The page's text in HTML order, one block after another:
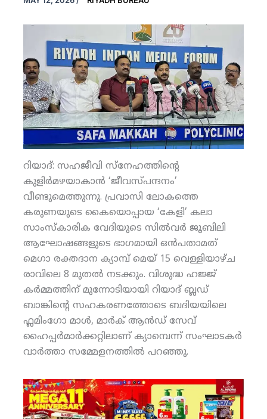
റിയാദ്: സഹജീവി സ്‌നേഹത്തിന്റെ
കുളിര്‍മഴയാകാന്‍ ‘ജീവസ്പന്ദനം’
വീണ്ടുമെത്തുന്നു. പ്രവാസി ലോകത്തെ
കരുണയുടെ കൈയൊപ്പായ ‘കേളി’ കലാ
സാംസ്‌കാരിക വേദിയുടെ സില്‍വര്‍ ജൂബിലി
ആഘോഷങ്ങളുടെ ഭാഗമായി ഒന്‍പതാമത്
മെഗാ രക്തദാന ക്യാമ്പ് മെയ് 15 വെള്ളിയാഴ്ച
രാവിലെ 8 മുതല്‍ നടക്കും. വിശുദ്ധ ഹജ്ജ്
കര്‍മ്മത്തിന് മുന്നോടിയായി റിയാദ് ബ്ലഡ്
ബാങ്കിന്റെ സഹകരണത്തോടെ ബദിയയിലെ
ഫ്ലമിംഗോ മാള്‍, മാര്‍ക് ആന്‍ഡ് സേവ്
ഹൈപ്പര്‍മാര്‍ക്കറ്റിലാണ് ക്യാമ്പെന്ന് സംഘാടകര്‍
വാര്‍ത്താ സമ്മേളനത്തില്‍ പറഞ്ഞു.